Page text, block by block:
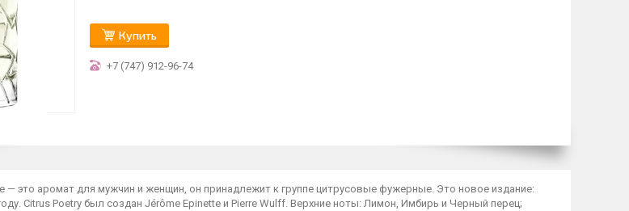
Купить
+7 (747) 912-96-74
— это аромат для мужчин и женщин, он принадлежит к группе цитрусовые фужерные. Это новое издание:
Citrus Poetry был создан Jérôme Epinette и Pierre Wulff. Верхние ноты: Лимон, Имбирь и Черный перец;